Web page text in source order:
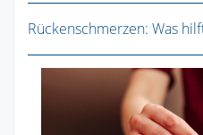
Rückenschmerzen: Was